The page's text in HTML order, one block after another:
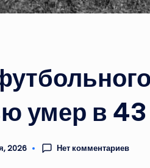
умер в 43
2026 Нет комментариев